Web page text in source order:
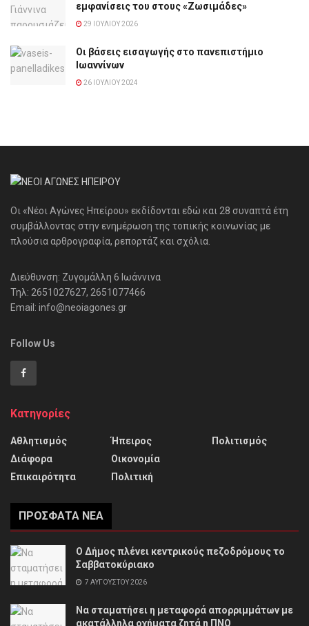
εμφανίσεις του στους «Ζωσιμάδες»
29 ΙΟΥΛΊΟΥ 2026
Οι βάσεις εισαγωγής στο πανεπιστήμιο
Ιωαννίνων
26 ΙΟΥΛΊΟΥ 2024
Οι «Νέοι Αγώνες Ηπείρου» εκδίδονται εδώ και 28 συναπτά έτη
συμβάλλοντας στην ενημέρωση της τοπικής κοινωνίας με
πλούσια αρθρογραφία, ρεπορτάζ και σχόλια.
Διεύθυνση: Ζυγομάλλη 6 Ιωάννινα
Τηλ: 2651027627, 2651077466
Email: info@neoiagones.gr
Follow Us
Κατηγορίες
Αθλητισμός
Διάφορα
Επικαιρότητα
Ήπειρος
Οικονομία
Πολιτική
Πολιτισμός
ΠΡΌΣΦΑΤΑ ΝΈΑ
Ο Δήμος πλένει κεντρικούς πεζοδρόμους το
Σαββατοκύριακο
7 ΑΥΓΟΎΣΤΟΥ 2026
Να σταματήσει η μεταφορά απορριμμάτων με
ακατάλληλα οχήματα ζητά η ΠΝΟ